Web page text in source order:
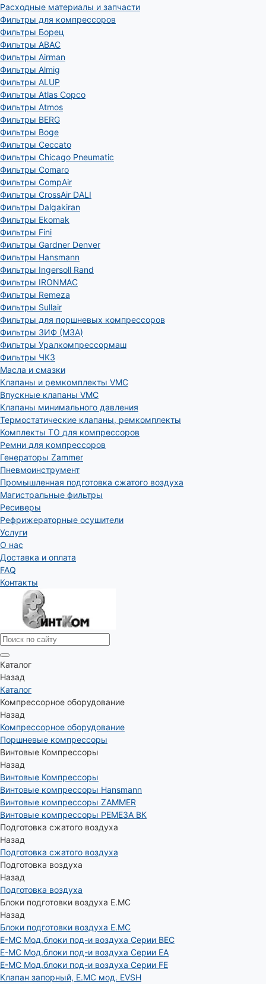
Расходные материалы и запчасти
Фильтры для компрессоров
Фильтры Борец
Фильтры ABAC
Фильтры Airman
Фильтры Almig
Фильтры ALUP
Фильтры Atlas Copco
Фильтры Atmos
Фильтры BERG
Фильтры Boge
Фильтры Ceccato
Фильтры Chicago Pneumatic
Фильтры Comaro
Фильтры CompAir
Фильтры CrossAir DALI
Фильтры Dalgakiran
Фильтры Ekomak
Фильтры Fini
Фильтры Gardner Denver
Фильтры Hansmann
Фильтры Ingersoll Rand
Фильтры IRONMAC
Фильтры Remeza
Фильтры Sullair
Фильтры для поршневых компрессоров
Фильтры ЗИФ (МЗА)
Фильтры Уралкомпрессормаш
Фильтры ЧКЗ
Масла и смазки
Клапаны и ремкомплекты VMC
Впускные клапаны VMC
Клапаны минимального давления
Термостатические клапаны, ремкомплекты
Комплекты ТО для компрессоров
Ремни для компрессоров
Генераторы Zammer
Пневмоинструмент
Промышленная подготовка сжатого воздуха
Магистральные фильтры
Ресиверы
Рефрижераторные осушители
Услуги
О нас
Доставка и оплата
FAQ
Контакты
Каталог
Назад
Каталог
Компрессорное оборудование
Назад
Компрессорное оборудование
Поршневые компрессоры
Винтовые Компрессоры
Назад
Винтовые Компрессоры
Винтовые компрессоры Hansmann
Винтовые компрессоры ZAMMER
Винтовые компрессоры РЕМЕЗА ВК
Подготовка сжатого воздуха
Назад
Подготовка сжатого воздуха
Подготовка воздуха
Назад
Подготовка воздуха
Блоки подготовки воздуха E.MC
Назад
Блоки подготовки воздуха E.MC
E-MC Мод.блоки под-и воздуха Серии BEC
E-MC Мод.блоки под-и воздуха Серии EA
E-MC Мод.блоки под-и воздуха Серии FE
Клапан запорный, E.MC мод. EVSH